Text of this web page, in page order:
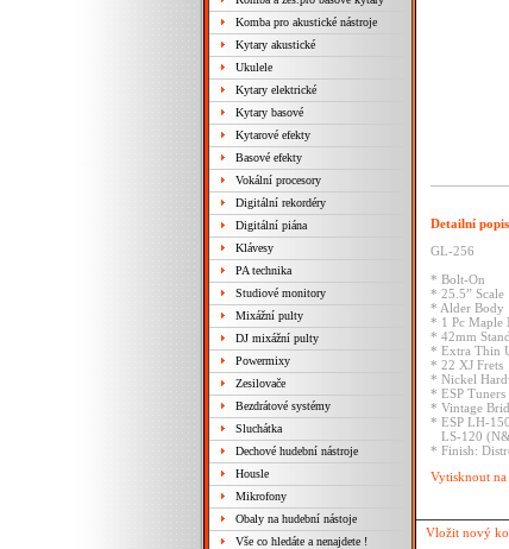
Komba pro akustické nástroje
Kytary akustické
Ukulele
Kytary elektrické
Kytary basové
Kytarové efekty
Basové efekty
Vokální procesory
Digitální rekordéry
Digitální piána
Klávesy
PA technika
Studiové monitory
Mixážní pulty
DJ mixážní pulty
Powermixy
Zesilovače
Bezdrátové systémy
Sluchátka
Dechové hudební nástroje
Housle
Mikrofony
Obaly na hudební nástoje
Vše co hledáte a nenajdete !
Detailní popis
GL-256
* Bolt-On
* 25.5” Scale
* Alder Body
* 1 Pc Maple
* 42mm
* Extra Thin
* 22 XJ Frets
* Nickel
* ESP Tuners
* Vintage
* ESP LH-
LS-120
* Finish:
Vytisknout na
Vložit nový